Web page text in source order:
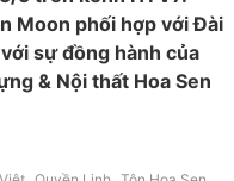
Moon phối hợp với Đài
sự đồng hành của
& Nội thất Hoa Sen